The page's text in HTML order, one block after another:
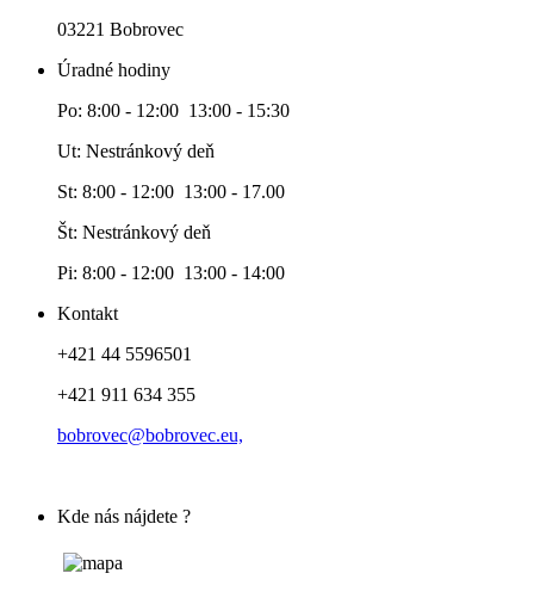
03221 Bobrovec
Úradné hodiny
Po: 8:00 - 12:00 13:00 - 15:30
Ut: Nestránkový deň
St: 8:00 - 12:00 13:00 - 17.00
Št: Nestránkový deň
Pi: 8:00 - 12:00 13:00 - 14:00
Kontakt
+421 44 5596501
+421 911 634 355
bobrovec@bobrovec.eu,
Kde nás nájdete ?